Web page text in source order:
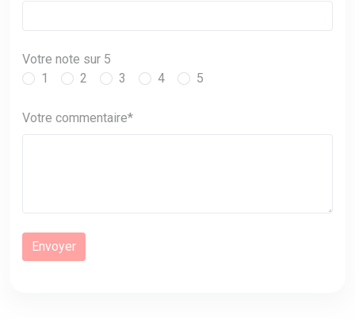
Votre note sur 5
1
2 3 4 5
Votre commentaire*